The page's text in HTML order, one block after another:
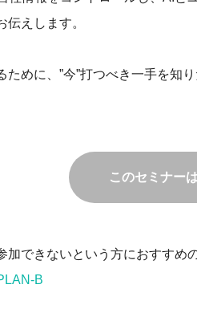
えします。
ために、”今”打つべき一手を知
このセミナー
加できないという方におすすめ
B